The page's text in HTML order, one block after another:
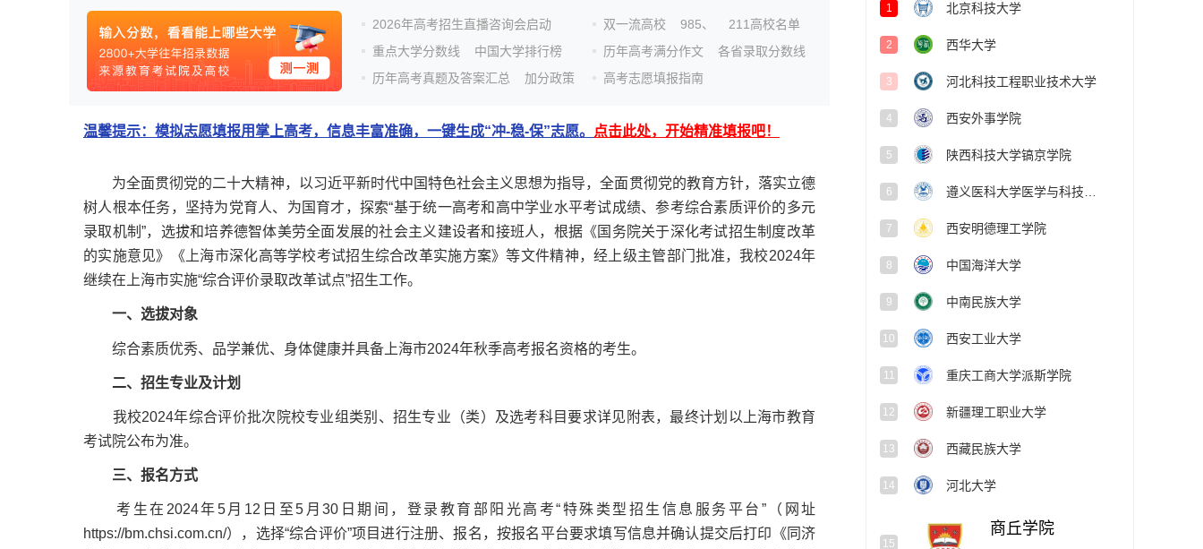
2026年高考招生直播咨询会启动
重点大学分数线
中国大学排行榜
历年高考真题及答案汇总
加分政策
双一流高校 985、
211高校名单
历年高考满分作文
各省录取分数线
高考志愿填报指南
温馨提示：模拟志愿填报用掌上高考，信息丰富准确，一键生成“冲-稳-保”志愿。 点击此处，开始精准填报吧！
为全面贯彻党的二十大精神，以习近平新时代中国特色社会主义思想为指导，全面贯彻党的教育方针，落实立德
树人根本任务，坚持为党育人、为国育才，探索“基于统一高考和高中学业水平考试成绩、参考综合素质评价的多元
录取机制”，选拔和培养德智体美劳全面发展的社会主义建设者和接班人，根据《国务院关于深化考试招生制度改革
的实施意见》《上海市深化高等学校考试招生综合改革实施方案》等文件精神，经上级主管部门批准，我校2024年
继续在上海市实施“综合评价录取改革试点”招生工作。
一、选拔对象
综合素质优秀、品学兼优、身体健康并具备上海市2024年秋季高考报名资格的考生。
二、招生专业及计划
我校2024年综合评价批次院校专业组类别、招生专业（类）及选考科目要求详见附表，最终计划以上海市教育
考试院公布为准。
三、报名方式
考生在2024年5月12日至5月30日期间，登录教育部阳光高考“特殊类型招生信息服务平台”（网址
https://bm.chsi.com.cn/），选择“综合评价”项目进行注册、报名，按报名平台要求填写信息并确认提交后打印《同济
1 北京科技大学
2 西华大学
3 河北科技工程职业技术大学
4 西安外事学院
5 陕西科技大学镐京学院
6
7 西安明德理工学院
8 中国海洋大学
9 中南民族大学
10 西安工业大学
11 重庆工商大学派斯学院
12 新疆理工职业大学
13 西藏民族大学
14 河北大学
商丘学院